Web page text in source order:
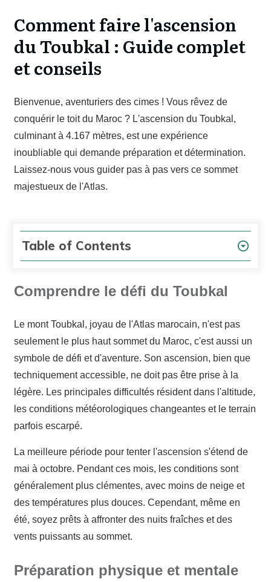
Comment faire l'ascension
du Toubkal : Guide complet
et conseils
Bienvenue, aventuriers des cimes ! Vous rêvez de
conquérir le toit du Maroc ? L'ascension du Toubkal,
culminant à 4.167 mètres, est une expérience
inoubliable qui demande préparation et détermination.
Laissez-nous vous guider pas à pas vers ce sommet
majestueux de l'Atlas.
Table of Contents
Comprendre le défi du Toubkal
Le mont Toubkal, joyau de l'Atlas marocain, n'est pas
seulement le plus haut sommet du Maroc, c'est aussi un
symbole de défi et d'aventure. Son ascension, bien que
techniquement accessible, ne doit pas être prise à la
légère. Les principales difficultés résident dans l'altitude,
les conditions météorologiques changeantes et le terrain
parfois escarpé.
La meilleure période pour tenter l'ascension s'étend de
mai à octobre. Pendant ces mois, les conditions sont
généralement plus clémentes, avec moins de neige et
des températures plus douces. Cependant, même en
été, soyez prêts à affronter des nuits fraîches et des
vents puissants au sommet.
Préparation physique et mentale